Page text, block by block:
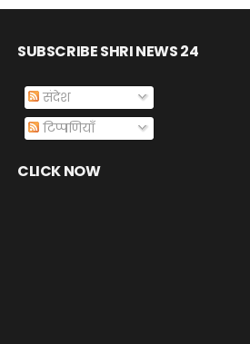
SUBSCRIBE SHRI NEWS 24
संदेश
टिप्पणियाँ
CLICK NOW